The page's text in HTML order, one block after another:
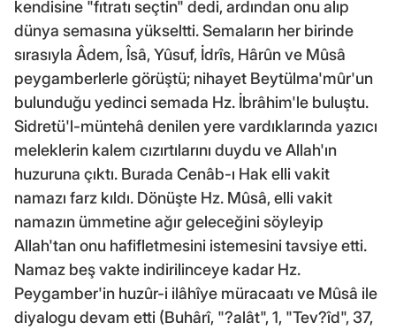
kendisine "fıtratı seçtin" dedi, ardından onu alıp
dünya semasına yükseltti. Semaların her birinde
sırasıyla Âdem, Îsâ, Yûsuf, İdrîs, Hârûn ve Mûsâ
peygamberlerle görüştü; nihayet Beytülma'mûr'un
bulunduğu yedinci semada Hz. İbrâhim'le buluştu.
Sidretü'l-müntehâ denilen yere vardıklarında yazıcı
meleklerin kalem cızırtılarını duydu ve Allah'ın
huzuruna çıktı. Burada Cenâb-ı Hak elli vakit
namazı farz kıldı. Dönüşte Hz. Mûsâ, elli vakit
namazın ümmetine ağır geleceğini söyleyip
Allah'tan onu hafifletmesini istemesini tavsiye etti.
Namaz beş vakte indirilinceye kadar Hz.
Peygamber'in huzûr-i ilâhîye müracaatı ve Mûsâ ile
diyalogu devam etti (Buhârî, "?alât", 1, "Tev?îd", 37,